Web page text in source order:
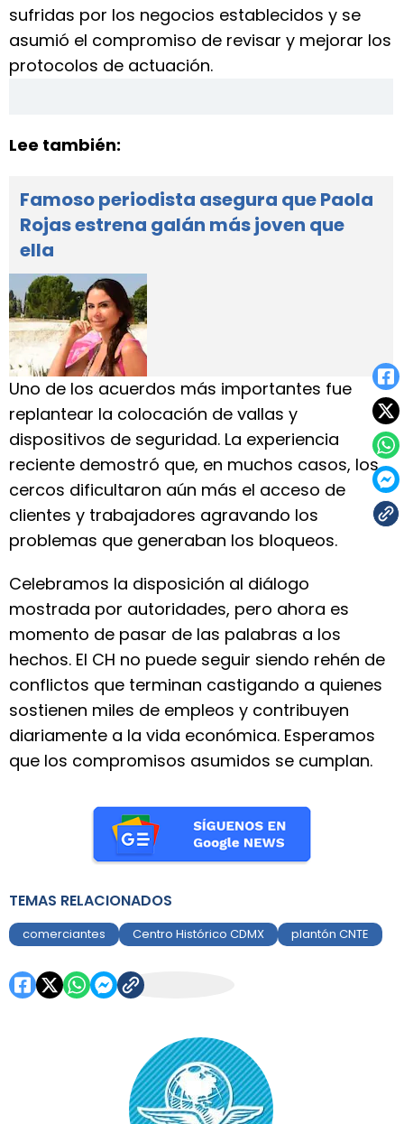
sufridas por los negocios establecidos y se
asumió el compromiso de revisar y mejorar los
protocolos de actuación.
Lee también:
Famoso periodista asegura que Paola
Rojas estrena galán más joven que
ella
Uno de los acuerdos más importantes fue
replantear la colocación de vallas y
dispositivos de seguridad. La experiencia
reciente demostró que, en muchos casos, los
cercos dificultaron aún más el acceso de
clientes y trabajadores agravando los
problemas que generaban los bloqueos.
Celebramos la disposición al diálogo
mostrada por autoridades, pero ahora es
momento de pasar de las palabras a los
hechos. El CH no puede seguir siendo rehén de
conflictos que terminan castigando a quienes
sostienen miles de empleos y contribuyen
diariamente a la vida económica. Esperamos
que los compromisos asumidos se cumplan.
TEMAS RELACIONADOS
comerciantes Centro Histórico CDMX plantón CNTE